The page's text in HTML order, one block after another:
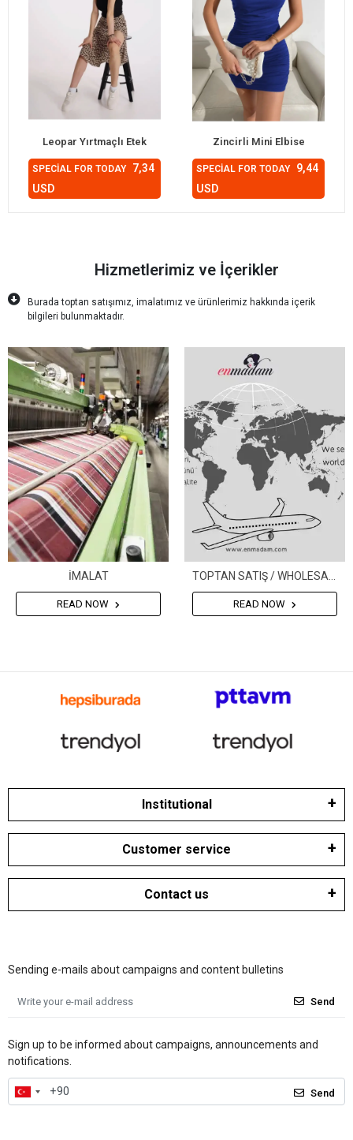
Leopar Yırtmaçlı Etek
SPECİAL FOR TODAY 7,34
USD
Zincirli Mini Elbise
SPECİAL FOR TODAY 9,44
USD
Hizmetlerimiz ve İçerikler
Burada toptan satışımız, imalatımız ve ürünlerimiz hakkında içerik
bilgileri bulunmaktadır.
İMALAT
READ NOW READ NOW
Institutional
Customer service
Contact us
Sending e-mails about campaigns and content bulletins
Send
Sign up to be informed about campaigns, announcements and
notifications.
Send